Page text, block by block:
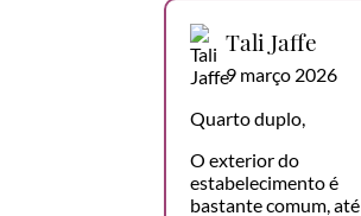
Tali Jaffe
9 março 2026
Quarto duplo,
O exterior do
estabelecimento é
bastante comum, até